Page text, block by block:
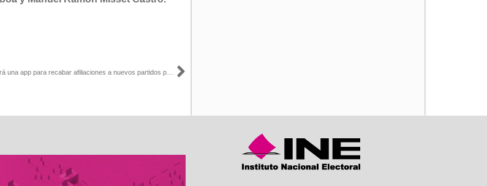
Siguiente